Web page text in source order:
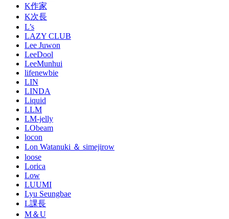
K作家
K次長
L’s
LAZY CLUB
Lee Juwon
LeeDool
LeeMunhui
lifenewbie
LIN
LINDA
Liquid
LLM
LM-jelly
LObeam
locon
Lon Watanuki ＆ simejirow
loose
Lorica
Low
LUUMI
Lyu Seungbae
L課長
M＆U